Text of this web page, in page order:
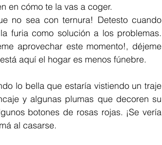
en cómo te la vas a coger.
no sea con ternura! Detesto cuando
furia como solución a los problemas.
aprovechar este momento!, déjeme
aquí el hogar es menos fúnebre.
lo bella que estaría vistiendo un traje
y algunas plumas que decoren su
botones de rosas rojas. ¡Se vería
al casarse.